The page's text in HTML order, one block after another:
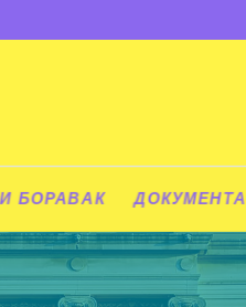
БОРАВАК ДОКУМЕНТА